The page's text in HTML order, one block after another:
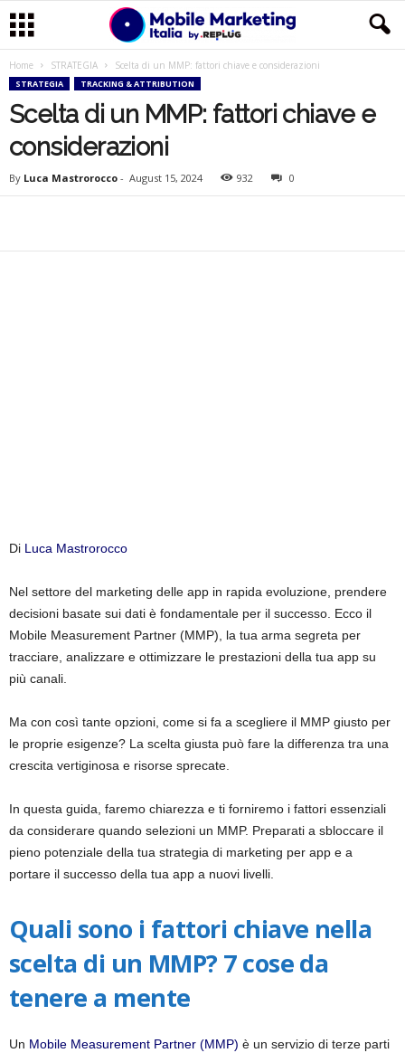
Home STRATEGIA Scelta di un MMP: fattori chiave e considerazioni
STRATEGIA TRACKING & ATTRIBUTION
Scelta di un MMP: fattori chiave e
considerazioni
By Luca Mastrorocco - August 15, 2024 932 0
Di Luca Mastrorocco
Nel settore del marketing delle app in rapida evoluzione, prendere
decisioni basate sui dati è fondamentale per il successo. Ecco il
Mobile Measurement Partner (MMP), la tua arma segreta per
tracciare, analizzare e ottimizzare le prestazioni della tua app su
più canali.
Ma con così tante opzioni, come si fa a scegliere il MMP giusto per
le proprie esigenze? La scelta giusta può fare la differenza tra una
crescita vertiginosa e risorse sprecate.
In questa guida, faremo chiarezza e ti forniremo i fattori essenziali
da considerare quando selezioni un MMP. Preparati a sbloccare il
pieno potenziale della tua strategia di marketing per app e a
portare il successo della tua app a nuovi livelli.
Quali sono i fattori chiave nella
scelta di un MMP? 7 cose da
tenere a mente
Un Mobile Measurement Partner (MMP) è un servizio di terze parti